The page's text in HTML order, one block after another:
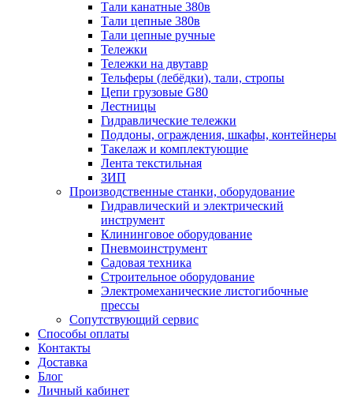
Тали канатные 380в
Тали цепные 380в
Тали цепные ручные
Тележки
Тележки на двутавр
Тельферы (лебёдки), тали, стропы
Цепи грузовые G80
Лестницы
Гидравлические тележки
Поддоны, ограждения, шкафы, контейнеры
Такелаж и комплектующие
Лента текстильная
ЗИП
Производственные станки, оборудование
Гидравлический и электрический
инструмент
Клининговое оборудование
Пневмоинструмент
Садовая техника
Строительное оборудование
Электромеханические листогибочные
прессы
Сопутствующий сервис
Способы оплаты
Контакты
Доставка
Блог
Личный кабинет